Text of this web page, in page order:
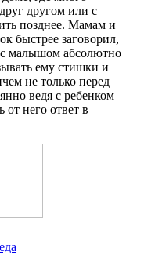
другом или с
позднее. Мамам и
быстрее заговорил,
с малышом абсолютно
ему стишки и
не только перед
ведя с ребенком
от него ответ в